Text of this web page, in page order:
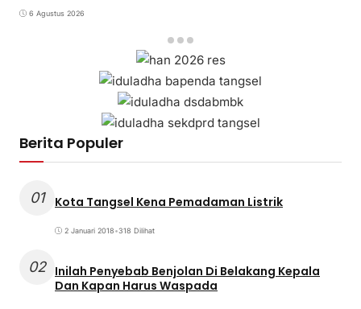
6 Agustus 2026
Berita Populer
01 Kota Tangsel Kena Pemadaman Listrik
2 Januari 2018•318 Dilihat
02 Inilah Penyebab Benjolan Di Belakang Kepala
Dan Kapan Harus Waspada